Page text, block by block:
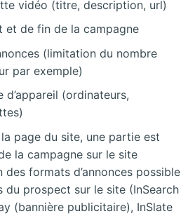
vidéo (titre, description, url)
et de fin de la campagne
(limitation du nombre
par exemple)
(ordinateurs,
page du site, une partie est
la campagne sur le site
formats d’annonces possible
du prospect sur le site (InSearch
(bannière publicitaire), InSlate